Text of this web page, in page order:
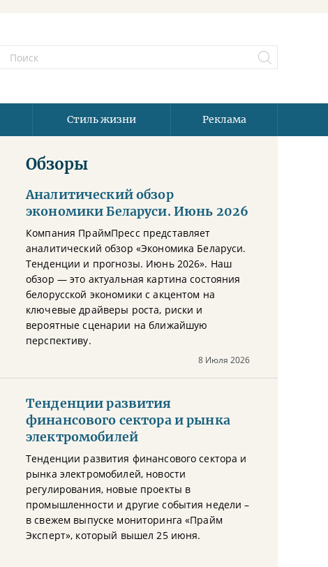
Стиль жизни Реклама
Обзоры
Аналитический обзор
экономики Беларуси. Июнь 2026
Компания ПраймПресс представляет
аналитический обзор «Экономика Беларуси.
Тенденции и прогнозы. Июнь 2026». Наш
обзор — это актуальная картина состояния
белорусской экономики с акцентом на
ключевые драйверы роста, риски и
вероятные сценарии на ближайшую
перспективу.
8 Июля 2026
Тенденции развития
финансового сектора и рынка
электромобилей
Тенденции развития финансового сектора и
рынка электромобилей, новости
регулирования, новые проекты в
промышленности и другие события недели –
в свежем выпуске мониторинга «Прайм
Эксперт», который вышел 25 июня.